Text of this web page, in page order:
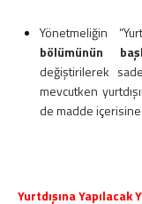
Yönetmeliğin
bölümünün
değiştirilerek
mevcutken
de madde
Yurtdışına